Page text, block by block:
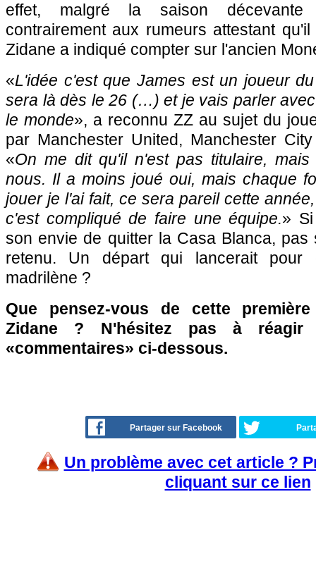
effet, malgré la saison
contrairement aux rumeurs attestant
Zidane a indiqué compter sur l'ancien
«L'idée c'est que James est un joueur
sera là dès le 26 (…) et je vais parler
le monde», a reconnu ZZ au sujet du
par Manchester United, Manchester
«On me dit qu'il n'est pas titulaire,
nous. Il a moins joué oui, mais chaque
jouer je l'ai fait, ce sera pareil cette
c'est compliqué de faire une équipe.»
son envie de quitter la Casa Blanca, pas
retenu. Un départ qui lancerait
madrilène ?
Que pensez-vous de cette
Zidane ? N'hésitez pas à réagir
«commentaires» ci-dessous.
Partager sur Facebook
Un problème avec cet article ?
cliquant sur ce lien